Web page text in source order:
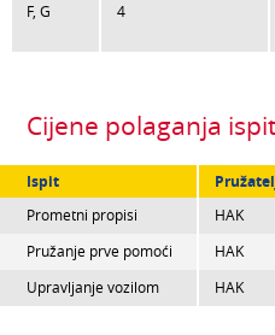
F, G
4
Cijene polaganja
Ispit
Prometni propisi
HAK
Pružanje prve pomoći
HAK
Upravljanje vozilom
HAK